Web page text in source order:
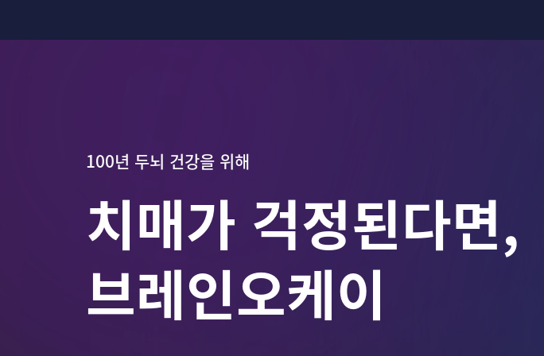
100년 두뇌 건강을 위해
치매가 걱정된다면,
브레인오케이